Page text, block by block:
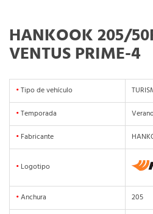
HANKOOK 205/
VENTUS PRIME-4
•Tipo de vehículo
•Temporada
• Fabricante
• Logotipo
•Anchura
205